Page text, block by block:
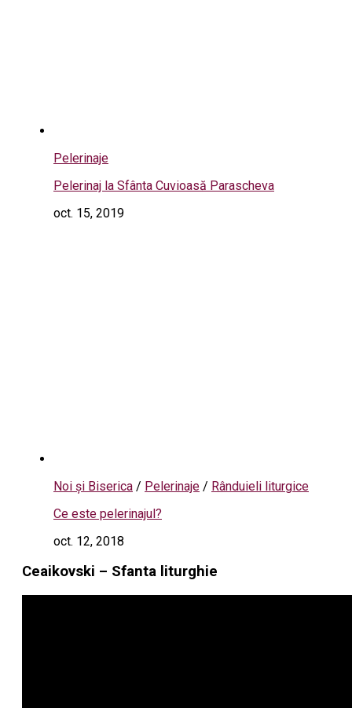
Pelerinaje
Pelerinaj la Sfânta Cuvioasă Parascheva
oct. 15, 2019
Noi și Biserica / Pelerinaje / Rânduieli liturgice
Ce este pelerinajul?
oct. 12, 2018
Ceaikovski – Sfanta liturghie